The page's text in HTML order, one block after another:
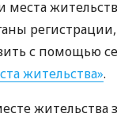
места
с помощью
жительства».
жительства